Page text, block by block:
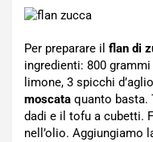
Per preparare il flan di
ingredienti: 800 grammi
limone, 3 spicchi
moscata quanto basta.
dadi e il tofu a cubetti.
nell’olio. Aggiungiamo